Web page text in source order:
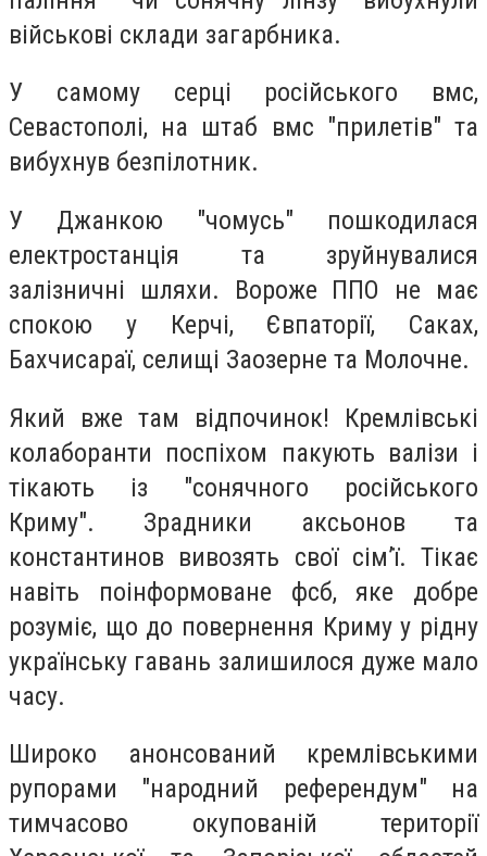
військові склади загарбника.
У самому серці російського вмс,
Севастополі, на штаб вмс "прилетів" та
вибухнув безпілотник.
У Джанкою "чомусь" пошкодилася
електростанція та зруйнувалися
залізничні шляхи. Вороже ППО не має
спокою у Керчі, Євпаторії, Саках,
Бахчисараї, селищі Заозерне та Молочне.
Який вже там відпочинок! Кремлівські
колаборанти поспіхом пакують валізи і
тікають із "сонячного російського
Криму". Зрадники аксьонов та
константинов вивозять свої сім’ї. Тікає
навіть поінформоване фсб, яке добре
розуміє, що до повернення Криму у рідну
українську гавань залишилося дуже мало
часу.
Широко анонсований кремлівськими
рупорами "народний референдум" на
тимчасово окупованій території